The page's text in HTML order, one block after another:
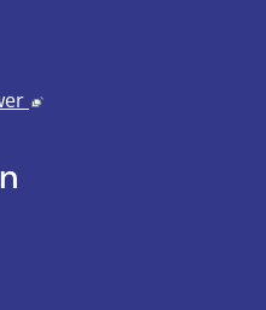
webbplats, öppnas i
Länk till annan